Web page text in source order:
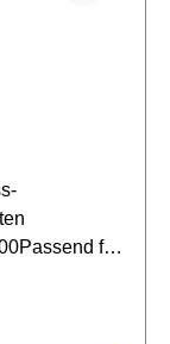
für
(30") Mensur
ab